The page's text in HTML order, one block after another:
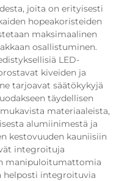
joita on erityisesti
hopeakoristeiden
maksimaalinen
osallistuminen.
LED-
kiveiden ja
tarjoavat säätökykyjä
täydellisen
materiaaleista,
alumiinimestä ja
kestovuuden kauniisiin
integroituja
manipuloitumattomia
helposti integroituvia